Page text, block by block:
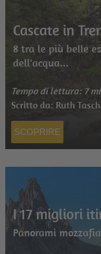
Cascate in
8 tra le più belle
dell'acqua...
Tempo di lettura: 7
Scritto da: Ruth
SCOPRIRE
I 17 migliori
Panorami